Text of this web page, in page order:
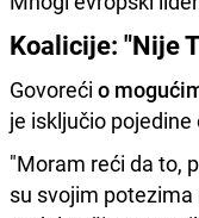
Koalicije: "Nije
Govoreći o
je isključio pojedine
"Moram reći da to,
su svojim potezima